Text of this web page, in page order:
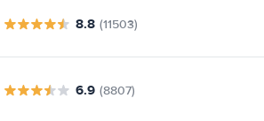
8.8 (11503)
6.9 (8807)